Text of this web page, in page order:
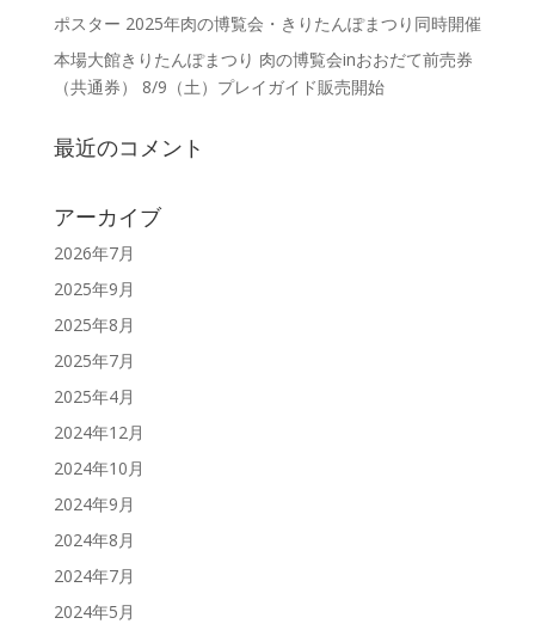
ポスター 2025年肉の博覧会・きりたんぽまつり同時開催
本場大館きりたんぽまつり 肉の博覧会inおおだて前売券
（共通券） 8/9（土）プレイガイド販売開始
最近のコメント
アーカイブ
2026年7月
2025年9月
2025年8月
2025年7月
2025年4月
2024年12月
2024年10月
2024年9月
2024年8月
2024年7月
2024年5月